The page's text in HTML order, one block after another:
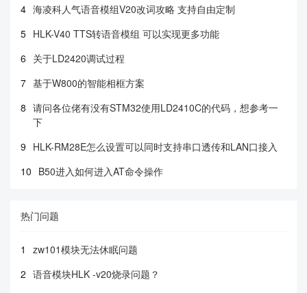
4 海凌科人气语音模组V20改词攻略 支持自由定制
5 HLK-V40 TTS转语音模组 可以实现更多功能
6 关于LD2420调试过程
7 基于W800的智能相框方案
8 请问各位佬有没有STM32使用LD2410C的代码，想参考一
下
9 HLK-RM28E怎么设置可以同时支持串口透传和LAN口接入
10 B50进入如何进入AT命令操作
热门问题
1
zw101模块无法休眠问题
2 语音模块HLK -v20烧录问题？